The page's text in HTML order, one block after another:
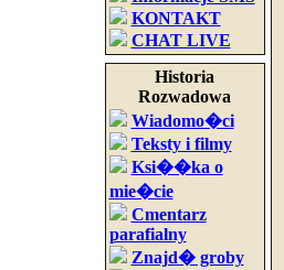
KONTAKT
CHAT LIVE
Historia
Rozwadowa
Wiadomo�ci
Teksty i filmy
Ksi��ka o
mie�cie
Cmentarz
parafialny
Znajd� groby